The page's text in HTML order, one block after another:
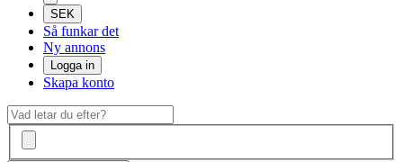
SEK
Så funkar det
Ny annons
Logga in
Skapa konto